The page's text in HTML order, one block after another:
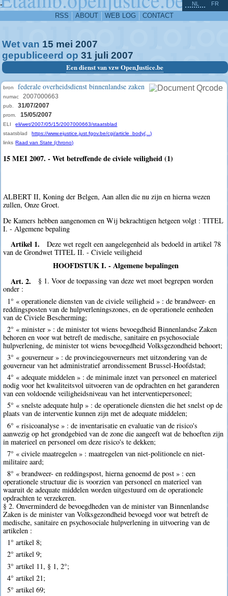
-
RSS ABOUT WEB LOG CONTACT
NL FR
Wet van 15 mei 2007
gepubliceerd op 31 juli 2007
Een dienst van vzw OpenJustice.be
bron federale overheidsdienst binnenlandse zaken
numac 2007000663
pub. 31/07/2007
prom. 15/05/2007
ELI
eli/wet/2007/05/15/2007000663/staatsblad
staatsblad
https://www.ejustice.just.fgov.be/cgi/article_body(...)
links Raad van State (chrono)
15 MEI 2007. - Wet betreffende de civiele veiligheid (1)
ALBERT II, Koning der Belgen, Aan allen die nu zijn en hierna wezen
zullen, Onze Groet.
De Kamers hebben aangenomen en Wij bekrachtigen hetgeen volgt : TITEL
I. - Algemene bepaling
Artikel 1.
Deze wet regelt een aangelegenheid als bedoeld in artikel 78
van de Grondwet TITEL II. - Civiele veiligheid
HOOFDSTUK I. - Algemene bepalingen
Art. 2.
§ 1. Voor de toepassing van deze wet moet begrepen worden
onder :
1° « operationele diensten van de civiele veiligheid » : de brandweer- en
reddingsposten van de hulpverleningszones, en de operationele eenheden
van de Civiele Bescherming;
2° « minister » : de minister tot wiens bevoegdheid Binnenlandse Zaken
behoren en voor wat betreft de medische, sanitaire en psychosociale
hulpverlening, de minister tot wiens bevoegdheid Volksgezondheid behoort;
3° « gouverneur » : de provinciegouverneurs met uitzondering van de
gouverneur van het administratief arrondissement Brussel-Hoofdstad;
4° « adequate middelen » : de minimale inzet van personeel en materieel
nodig voor het kwaliteitsvol uitvoeren van de opdrachten en het garanderen
van een voldoende veiligheidsniveau van het interventiepersoneel;
5° « snelste adequate hulp » : de operationele diensten die het snelst op de
plaats van de interventie kunnen zijn met de adequate middelen;
6° « risicoanalyse » : de inventarisatie en evaluatie van de risico's
aanwezig op het grondgebied van de zone die aangeeft wat de behoeften zijn
in materieel en personeel om deze risico's te dekken;
7° « civiele maatregelen » : maatregelen van niet-politionele en niet-
militaire aard;
8° « brandweer- en reddingspost, hierna genoemd de post » : een
operationele structuur die is voorzien van personeel en materieel van
waaruit de adequate middelen worden uitgestuurd om de operationele
opdrachten te verzekeren.
§ 2. Onverminderd de bevoegdheden van de minister van Binnenlandse
Zaken is de minister van Volksgezondheid bevoegd voor wat betreft de
medische, sanitaire en psychosociale hulpverlening in uitvoering van de
artikelen :
1° artikel 8;
2° artikel 9;
3° artikel 11, § 1, 2°;
4° artikel 21;
5° artikel 69;
^